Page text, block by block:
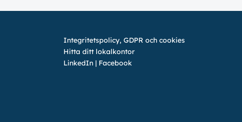
Integritetspolicy, GDPR och cookies
Hitta ditt lokalkontor
LinkedIn | Facebook